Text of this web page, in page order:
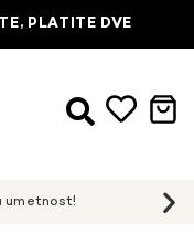
PLATITE DVE